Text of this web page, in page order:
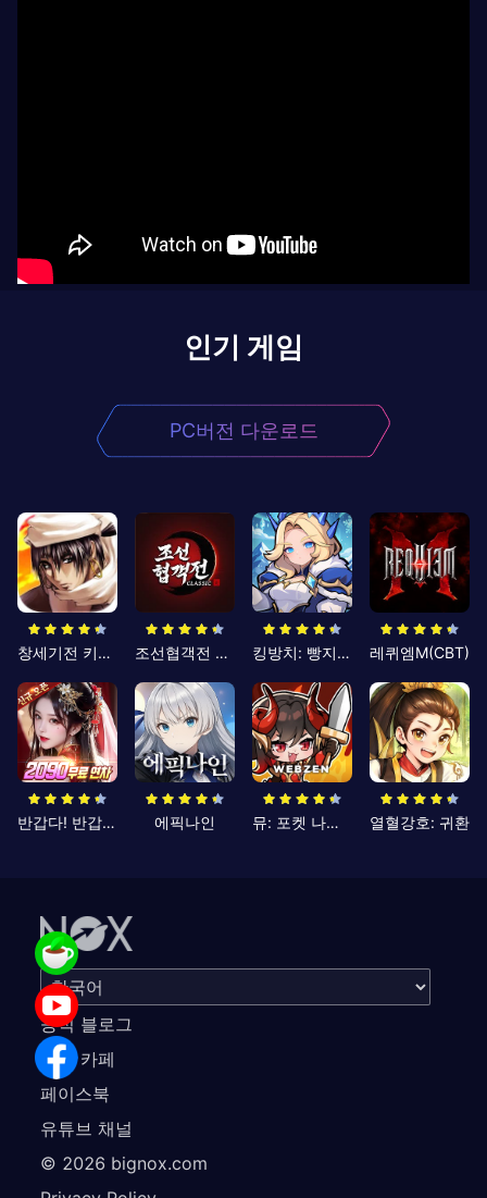
인기 게임
PC버전 다운로드
창세기전 키우기 조선협객전 클래식 킹방치: 빵지의 제왕 레퀴엠M(CBT)
반갑다! 반갑삼국지 에픽나인 뮤: 포켓 나이츠 열혈강호: 귀환
공식 블로그
공식 카페
페이스북
유튜브 채널
© 2026 bignox.com